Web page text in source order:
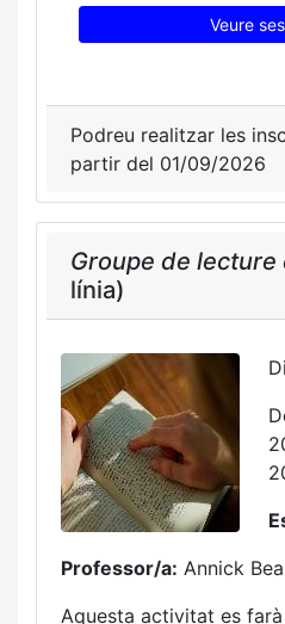
Veure
Podreu realitzar les
partir del 01/09/2026
Groupe de lecture
línia)
Professor/a: Annick
Aquesta activitat es